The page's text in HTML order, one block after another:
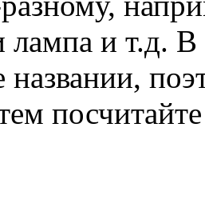
лампа и т.д.